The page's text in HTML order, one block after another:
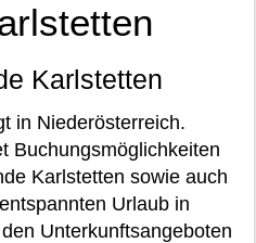
Karlstetten
in Niederösterreich.
Buchungsmöglichkeiten
Karlstetten sowie auch
Urlaub in
Unterkunftsangeboten